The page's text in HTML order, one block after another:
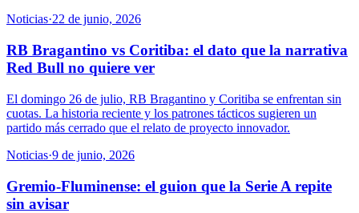
Noticias·22 de junio, 2026
RB Bragantino vs Coritiba: el dato que la narrativa
Red Bull no quiere ver
El domingo 26 de julio, RB Bragantino y Coritiba se enfrentan sin
cuotas. La historia reciente y los patrones tácticos sugieren un
partido más cerrado que el relato de proyecto innovador.
Noticias·9 de junio, 2026
Gremio-Fluminense: el guion que la Serie A repite
sin avisar